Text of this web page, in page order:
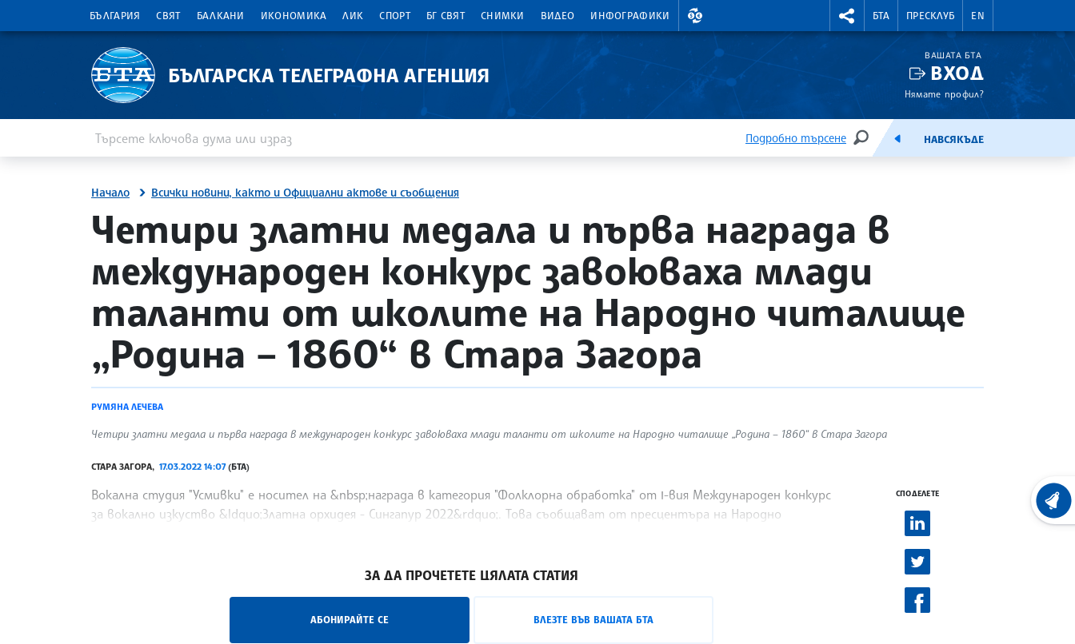
БЪЛГАРИЯ СВЯТ БАЛКАНИ ИКОНОМИКА ЛИК СПОРТ БГ СВЯТ СНИМКИ ВИДЕО ИНФОГРАФИКИ
ВАЛУТНИ КУРСОВЕ RIGHTMENU.SOCIAL
БТА ПРЕСКЛУБ EN
БЪЛГАРСКА ТЕЛЕГРАФНА АГЕНЦИЯ
ВАШАТА БТА
ВХОД
Нямате профил?
Подробно търсене
ТЪРСЕНЕЕМИСИЯНАВСЯКЪДЕ
Начало Всички новини, както и Официални актове и съобщения
site.bta
Четири златни медала и първа награда в
международен конкурс завоюваха млади
таланти от школите на Народно читалище
„Родина – 1860“ в Стара Загора
РУМЯНА ЛЕЧЕВА
Четири златни медала и първа награда в международен конкурс завоюваха млади таланти от школите на Народно читалище „Родина – 1860“ в Стара Загора
СТАРА ЗАГОРА, 17.03.2022 14:07(БТА)
Вокална студия "Усмивки" е носител на &nbsp;награда в категория "Фолклорна обработка" от І-вия Международен конкурс
за вокално изкуство &ldquo;Златна орхидея - Сингапур 2022&rdquo;. Това съобщават от пресцентъра на Народно
ЗА ДА ПРОЧЕТЕТЕ ЦЯЛАТА СТАТИЯ
АБОНИРАЙТЕ СЕ ВЛЕЗТЕ ВЪВ ВАШАТА БТА
СПОДЕЛЕТЕ